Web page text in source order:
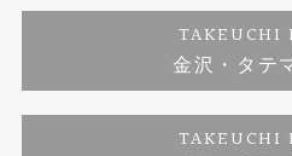
婚約ネックレス
ダイヤモンド
プロポーズサポート
ブランドリスト
お客様の声
TAKEUCHI
金沢・タテ
TAKEUCHI